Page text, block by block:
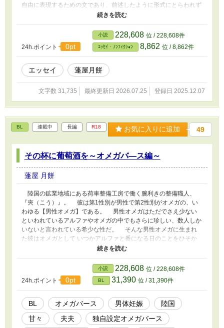
自由に表現するための文であり、前述したように形式にとらわれず
に書き綴って良いものだ。むしろそれこそがエッセイたるものだと
というのは甚だ疑問ではあるのだが…しかしせっかくなのでここで
は蓬屋がひたすら書き留めておきたい『もの』や『こと』などを中
心としたエッセイを更新していこうと思う。 ｰｰｰ 『他にもまだ書き
起こせていない物語が山のようにあるというのに、さらにエッセイ
まで抱えるというのか…！』というもう1人の自分からのあきれた
と言わんばかりの声が聞こえてきているのはさておき。 1ヵ月に
1度くらいはなにかしら更新することができればと思っています。
(現時点ではいくつか書きたい話題があるので隙をみて適度に更新
していくつもりでいます…) 興味のある話があれば、ぜひ読んで
24h.ポイント 0pt
小説 228,608 位 / 228,608件
ｴｯｾｲ・ﾉﾝﾌｨｸｼｮﾝ 8,862 位 / 8,862件
エッセイ 蓬屋月餅
文字数 31,735 最終更新日 2026.07.25 登録日 2025.12.07
BL 連載中 長編 R18 お気に入りに追加 49
その杯に葡萄酒を～オメガバ―ス編～
蓬屋 月餅
陸国の鉱業地域にある荷車整備工房で働く腕利きの整備職人、
『夾（こう）』。 彼は第1性別が男性で第2性別がオメガの、い
わゆる【男性オメガ】である。 男性オメガはただでさえ少ない
といわれているアルファやオメガの中でもさらに珍しい、数人しか
いないと言われている希少な性だ。 そんな男性オメガに生まれ
た彼はオメガとして いつかアルファと番になる日のことをひそか
に夢見ていたのだが、実は生まれてから1度も【香り】を放ったこ
らもそれは変わらず、自分はオメガではなくベータなのではないか
とすら思うようになっていた『夾』。 しかし、ある日の出来事
をきっかけに彼のオメガとしての性が発現することになる。 「あ
いつらに構うなよ」 「………っ！」 月夜に間近で見たそのアル
ファの瞳に、彼は初めて激しく心を奪われて…。 ※こちらは『そ
の杯に葡萄酒を』のオメガバース編です。
24h.ポイント 0pt
小説 228,608 位 / 228,608件
BL 31,390 位 / 31,390件
BL オメガバース 男体妊娠
陸国
甘々
夫夫
独自設定オメガバース